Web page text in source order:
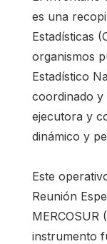
es una
Estadísticas
organismos
Estadístico
coordinado
ejecutora y
dinámico y
Este
Reunión
MERCOSUR
instrumento